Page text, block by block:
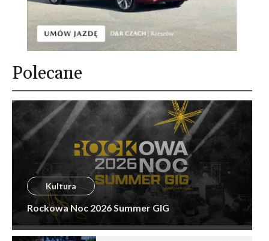
Polecane
Kultura
Rockowa Noc 2026 Summer GIG